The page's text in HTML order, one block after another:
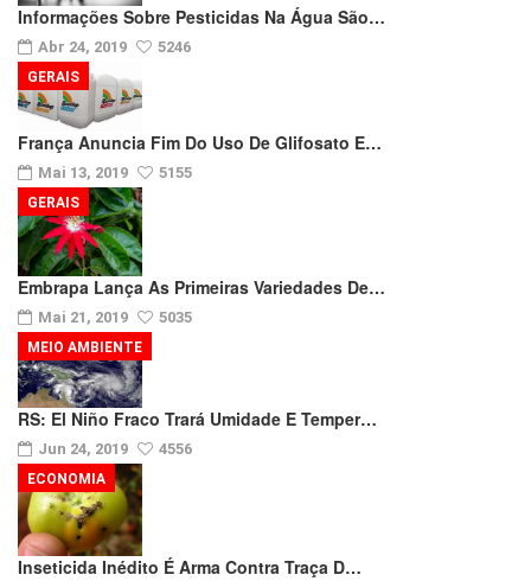
Informações Sobre Pesticidas Na Água São…
Abr 24, 2019 5246
França Anuncia Fim Do Uso De Glifosato E…
Mai 13, 2019 5155
GERAIS
Embrapa Lança As Primeiras Variedades De…
Mai 21, 2019 5035
GERAIS
RS: El Niño Fraco Trará Umidade E Temper…
Jun 24, 2019 4556
MEIO AMBIENTE
Inseticida Inédito É Arma Contra Traça D…
ECONOMIA